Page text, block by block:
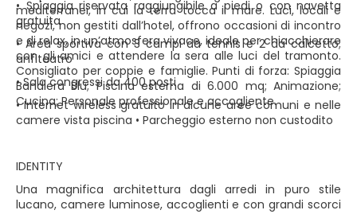
mediterranei, in cui la terra tocca il mare. Luci, locali e
negozi, non gestiti dall’hotel, offrono occasioni di incontro
e di relax, in un’atmosfera vivace, ideale per chiacchierare
con gli amici e attendere la sera alle luci del tramonto.
Consigliato per coppie e famiglie. Punti di forza: Spiaggia
Bandiera Blu; Piscina esterna di 6.000 mq; Animazione;
Cucina; Personale professionale e accogliente.
• Spiaggia riservata raggiungibile a piedi o con navetta
gratuita
• Area sportiva con 3 campi da tennis e 2 da calcetto;
anfiteatro
• Sala congressi da 400 posti
• Internet wireless gratuito in alcune aree comuni e nelle
camere vista piscina • Parcheggio esterno non custodito
IDENTITY
Una magnifica architettura dagli arredi in puro stile
lucano, camere luminose, accoglienti e con grandi scorci